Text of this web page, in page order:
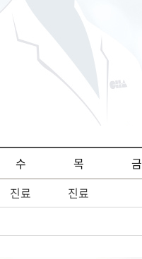
수 목 금
진료 진료